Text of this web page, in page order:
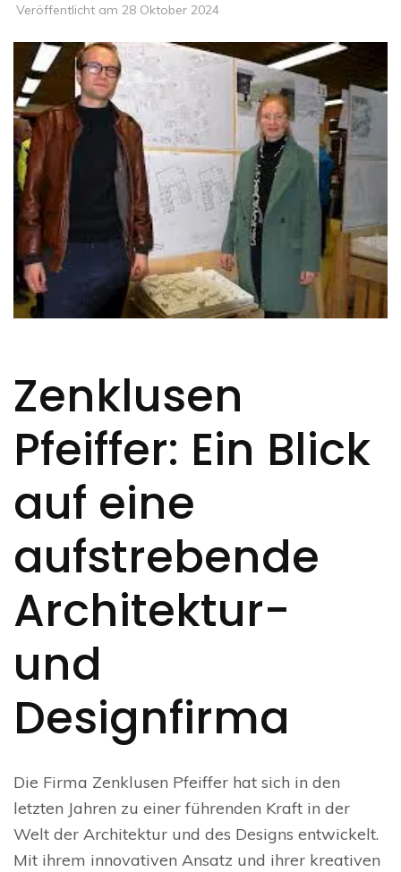
Veröffentlicht am 28 Oktober 2024
Zenklusen
Pfeiffer: Ein Blick
auf eine
aufstrebende
Architektur-
und
Designfirma
Die Firma Zenklusen Pfeiffer hat sich in den
letzten Jahren zu einer führenden Kraft in der
Welt der Architektur und des Designs entwickelt.
Mit ihrem innovativen Ansatz und ihrer kreativen